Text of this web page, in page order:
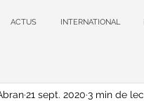
ACTUS INTERNATIONAL
21 sept. 2020 3 min de